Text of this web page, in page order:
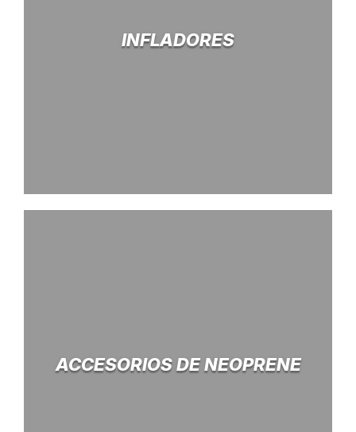
INFLADORES
ACCESORIOS DE NEOPRENE